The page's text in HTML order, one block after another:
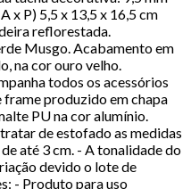
x P) 5,5 x 13,5 x 16,5 cm
reflorestada.
Musgo. Acabamento em
na cor ouro velho.
todos os acessórios
produzido em chapa
PU na cor alumínio.
de estofado as medidas
até 3 cm. - A tonalidade do
devido o lote de
- Produto para uso